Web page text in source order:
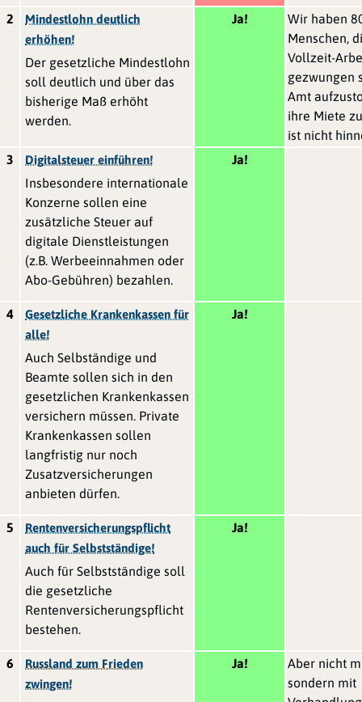
2
Mindestlohn deutlich
erhöhen!
Der gesetzliche Mindestlohn
soll deutlich und über das
bisherige Maß erhöht
werden.
Ja!
Wir haben
Menschen,
Vollzeit-
gezwungen
Amt
ihre Miete
ist nicht
3
Digitalsteuer einführen!
Insbesondere internationale
Konzerne sollen eine
zusätzliche Steuer auf
digitale Dienstleistungen
(z.B. Werbeeinnahmen oder
Abo-Gebühren) bezahlen.
Ja!
4
Gesetzliche Krankenkassen für
alle!
Auch Selbständige und
Beamte sollen sich in den
gesetzlichen Krankenkassen
versichern müssen. Private
Krankenkassen sollen
langfristig nur noch
Zusatzversicherungen
anbieten dürfen.
Ja!
5
Rentenversicherungspflicht
auch für Selbstständige!
Auch für Selbstständige soll
die gesetzliche
Rentenversicherungspflicht
bestehen.
Ja!
6
Russland zum Frieden
zwingen!
Ja!
Aber nicht
sondern mit